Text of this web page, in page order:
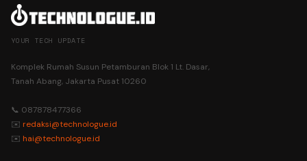
YOUR TECH UPDATE
Komplek Rumah Susun Petamburan Blok 1 Lt. Dasar,
Tanah Abang, Jakarta Pusat 10260
📞 087878477366
✉️ redaksi@technologue.id
✉️ hai@technologue.id